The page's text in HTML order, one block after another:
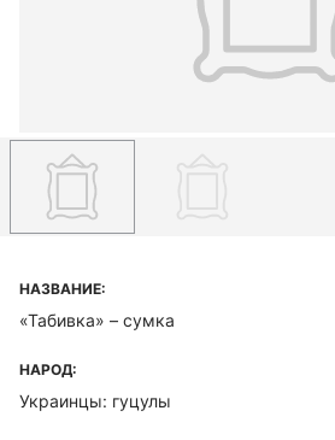
НАЗВАНИЕ:
«Табивка» – сумка
НАРОД:
Украинцы: гуцулы